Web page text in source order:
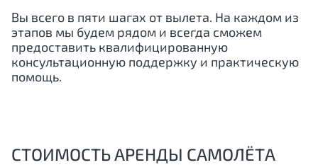
Вы всего в пяти шагах от вылета. На каждом из
этапов мы будем рядом и всегда сможем
предоставить квалифицированную
консультационную поддержку и практическую
помощь.
СТОИМОСТЬ АРЕНДЫ САМОЛЁТА